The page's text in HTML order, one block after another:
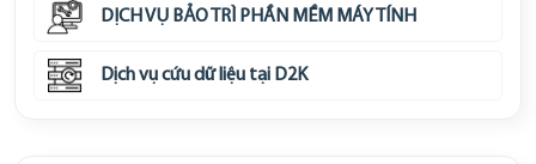
DỊCH VỤ BẢO TRÌ PHẦN MỀM MÁY TÍNH
Dịch vụ cứu dữ liệu tại D2K